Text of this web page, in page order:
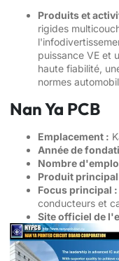
Produits et
rigides
puissance VE et
haute fiabilité,
normes
Nan Ya PCB
Emplacement :
Année de
Nombre
Produit principal
Focus principal :
conducteurs et
Site officiel de